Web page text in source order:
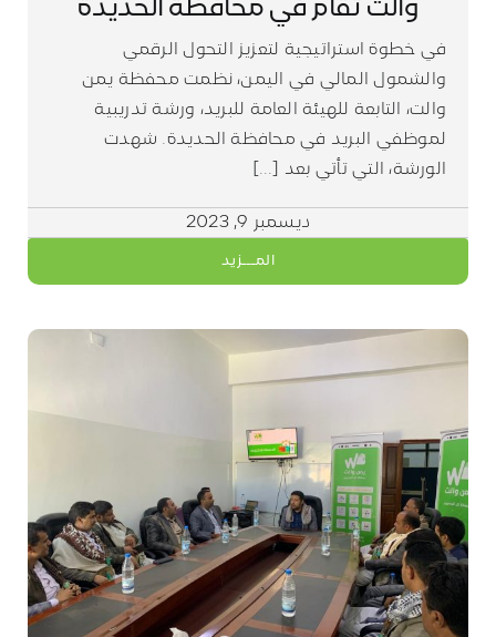
والت تُقام في محافظة الحديدة
في خطوة استراتيجية لتعزيز التحول الرقمي
والشمول المالي في اليمن، نظمت محفظة يمن
والت، التابعة للهيئة العامة للبريد، ورشة تدريبية
لموظفي البريد في محافظة الحديدة. شهدت
الورشة، التي تأتي بعد [...]
ديسمبر 9, 2023
المـــزيد